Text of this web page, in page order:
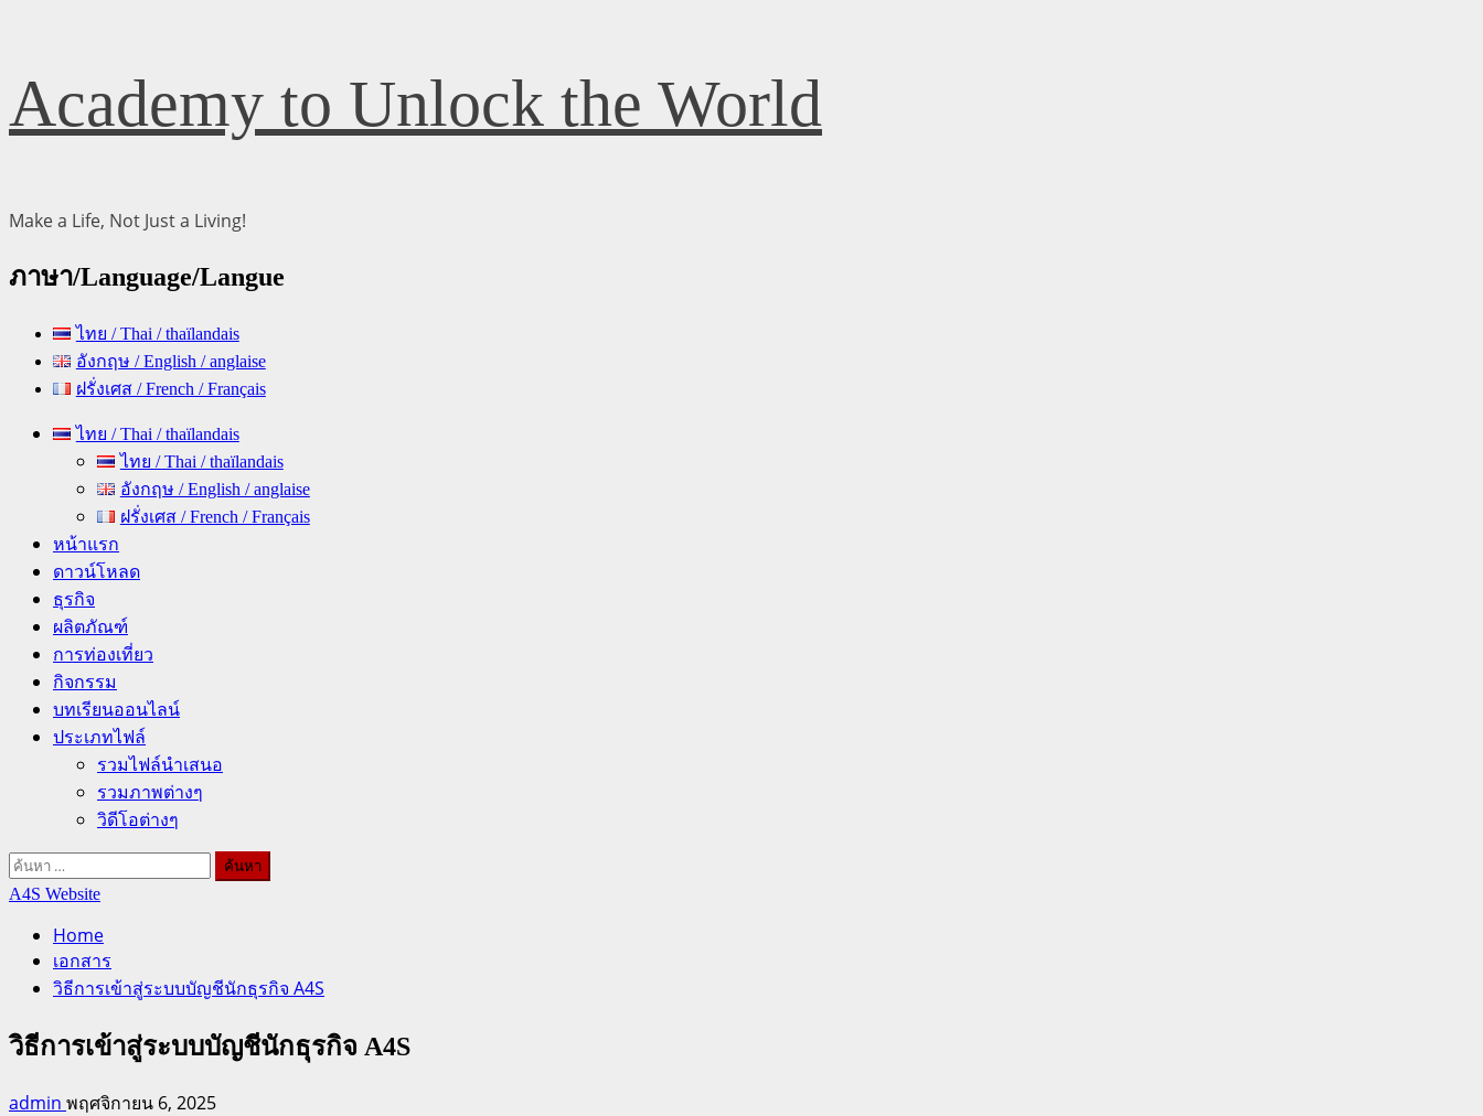
Skip
to
content
Academy to Unlock the World
Make a Life, Not Just a Living!
ภาษา/Language/Langue
ไทย / Thai / thaïlandais
อังกฤษ / English / anglaise
ฝรั่งเศส / French / Français
Primary ไทย / Thai / thaïlandais
ไทย / Thai / thaïlandais
อังกฤษ / English / anglaise
ฝรั่งเศส / French / Français
หน้าแรก
ดาวน์โหลด
ธุรกิจ
ผลิตภัณฑ์
การท่องเที่ยว
กิจกรรม
บทเรียนออนไลน์
ประเภทไฟล์
รวมไฟล์นำเสนอ
รวมภาพต่างๆ
วิดีโอต่างๆ
ค้นหา
สำหรับ:
A4S Website
Home
เอกสาร
วิธีการเข้าสู่ระบบบัญชีนักธุรกิจ A4S
วิธีการเข้าสู่ระบบบัญชีนักธุรกิจ A4S
admin พฤศจิกายน 6, 2025